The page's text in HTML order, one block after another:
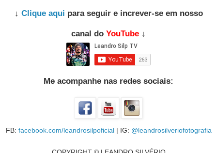
↓ Clique aqui para seguir e increver-se em nosso
canal do YouTube ↓
Me acompanhe nas redes sociais:
FB: facebook.com/leandrosilpoficial| IG: @leandrosilveriofotografia